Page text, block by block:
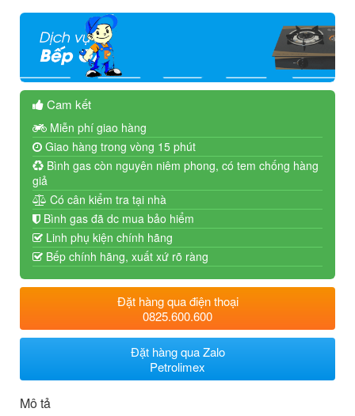
Cam kết
Miễn phí giao hàng
Giao hàng trong vòng 15 phút
Bình gas còn nguyên niêm phong, có tem chống hàng
giả
Có cân kiểm tra tại nhà
Bình gas đã dc mua bảo hiểm
Linh phụ kiện chính hãng
Bếp chính hãng, xuất xứ rõ ràng
Đặt hàng qua điện thoại
0825.600.600
Đặt hàng qua Zalo
Petrolimex
Mô tả